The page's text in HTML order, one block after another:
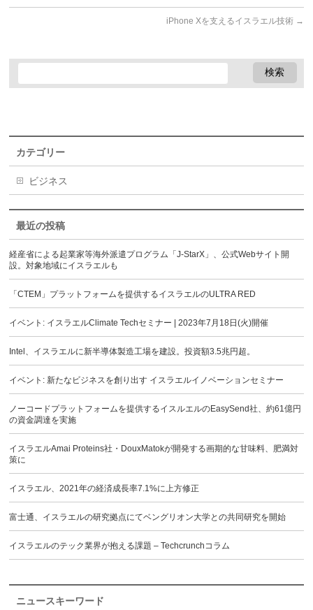
iPhone Xを支えるイスラエル技術 →
カテゴリー
ビジネス
最近の投稿
経産省による起業家等海外派遣プログラム「J-StarX」、公式Webサイト開
設。対象地域にイスラエルも
「CTEM」プラットフォームを提供するイスラエルのULTRA RED
イベント: イスラエルClimate Techセミナー | 2023年7月18日(火)開催
Intel、イスラエルに新半導体製造工場を建設。投資額3.5兆円超。
イベント: 新たなビジネスを創り出す イスラエルイノベーションセミナー
ノーコードプラットフォームを提供するイスルエルのEasySend社、約61億円
の資金調達を実施
イスラエルAmai Proteins社・DouxMatokが開発する画期的な甘味料、肥満対
策に
イスラエル、2021年の経済成長率7.1%に上方修正
富士通、イスラエルの研究拠点にてベングリオン大学との共同研究を開始
イスラエルのテック業界が抱える課題 – Techcrunchコラム
ニュースキーワード